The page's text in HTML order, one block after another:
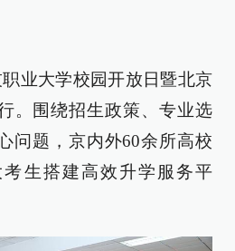
业大学校园开放日暨北京
。围绕招生政策、专业选
问题，京内外60余所高校
生搭建高效升学服务平